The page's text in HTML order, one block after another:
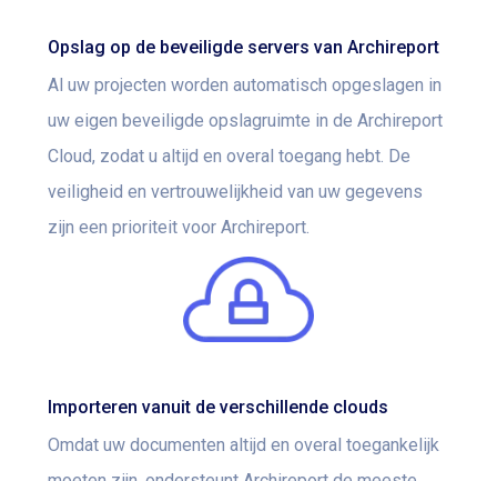
Opslag op de beveiligde servers van Archireport
Al uw projecten worden automatisch opgeslagen in
uw eigen beveiligde opslagruimte in de Archireport
Cloud, zodat u altijd en overal toegang hebt. De
veiligheid en vertrouwelijkheid van uw gegevens
zijn een prioriteit voor Archireport.
Importeren vanuit de verschillende clouds
Omdat uw documenten altijd en overal toegankelijk